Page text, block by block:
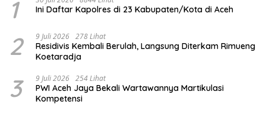
1 Ini Daftar Kapolres di 23 Kabupaten/Kota di Aceh
2 9 Juli 2026 278 Lihat
Residivis Kembali Berulah, Langsung Diterkam Rimueng
Koetaradja
3 9 Juli 2026 254 Lihat
PWI Aceh Jaya Bekali Wartawannya Martikulasi
Kompetensi